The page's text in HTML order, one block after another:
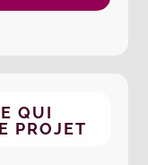
QUI
PROJET